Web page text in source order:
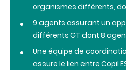
organismes différents,
9 agents assurant un
différents GT dont 8
Une équipe de
assure le lien entre Copil